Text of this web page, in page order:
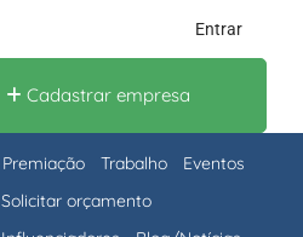
Entrar
Cadastrar empresa
Premiação Trabalho
Eventos
Solicitar orçamento